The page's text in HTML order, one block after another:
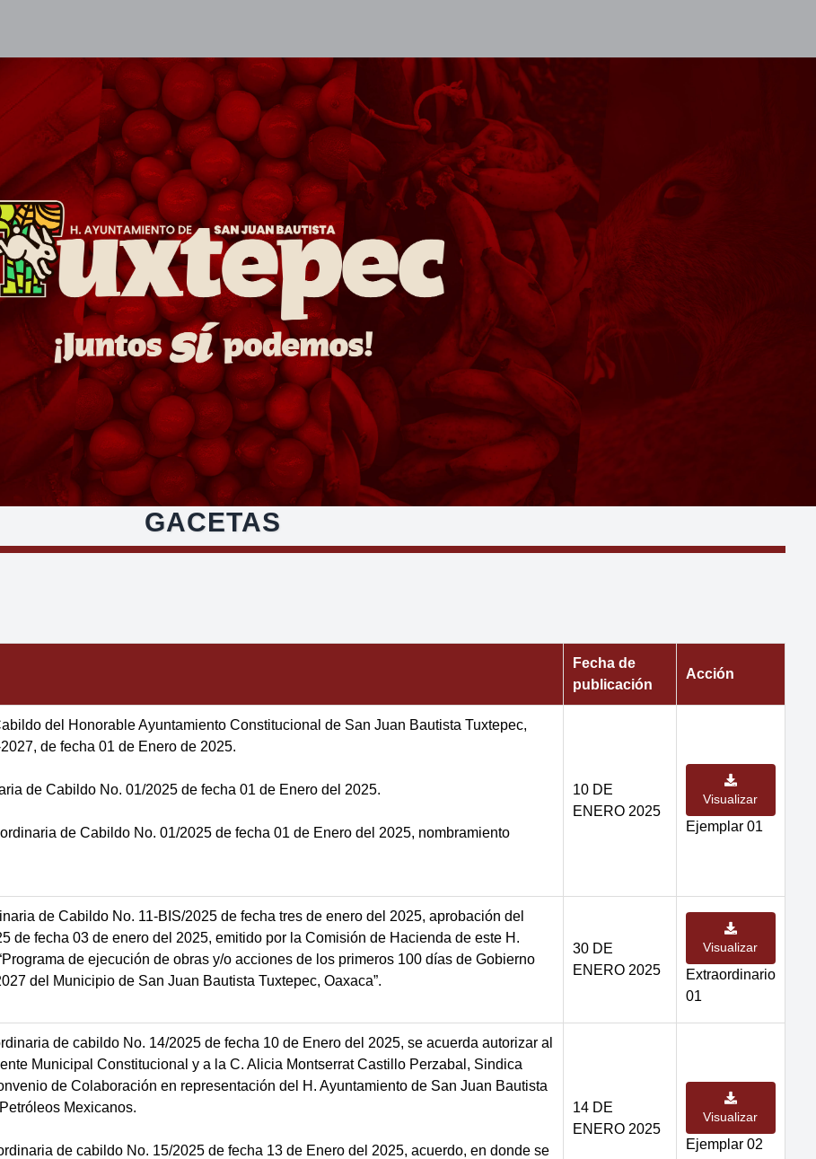
GACETAS
Fecha de
publicación
Acción
del Honorable Ayuntamiento Constitucional de San Juan Bautista Tuxtepec,
de fecha 01 de Enero de 2025.
de Cabildo No. 01/2025 de fecha 01 de Enero del 2025.
de Cabildo No. 01/2025 de fecha 01 de Enero del 2025, nombramiento
10 DE
ENERO 2025
Visualizar
Ejemplar 01
de Cabildo No. 11-BIS/2025 de fecha tres de enero del 2025, aprobación del
de fecha 03 de enero del 2025, emitido por la Comisión de Hacienda de este H.
de ejecución de obras y/o acciones de los primeros 100 días de Gobierno
del Municipio de San Juan Bautista Tuxtepec, Oaxaca”.
30 DE
ENERO 2025
Visualizar
Extraordinario
01
de cabildo No. 14/2025 de fecha 10 de Enero del 2025, se acuerda autorizar al
Municipal Constitucional y a la C. Alicia Montserrat Castillo Perzabal, Sindica
de Colaboración en representación del H. Ayuntamiento de San Juan Bautista
Mexicanos.
de cabildo No. 15/2025 de fecha 13 de Enero del 2025, acuerdo, en donde se
14 DE
ENERO 2025
Visualizar
Ejemplar 02